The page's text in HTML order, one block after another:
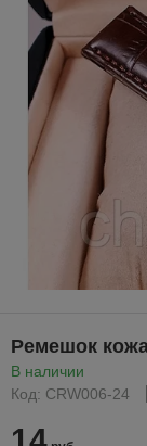
Ремешок
В наличии
Код: CRW006-24